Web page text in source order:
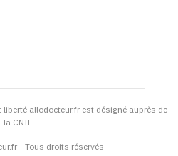
allodocteur.fr est désigné auprès de
la CNIL.
- Tous droits réservés